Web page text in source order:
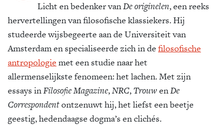
Licht en bedenker vanDe originelen, een reeks
hervertellingen van filosofische klassiekers. Hij
studeerde wijsbegeerte aan de Universiteit van
Amsterdam en specialiseerde zich in de filosofische
antropologie met een studie naar het
allermenselijkste fenomeen: het lachen. Met zijn
essays inFilosofie Magazine,NRC, TrouwenDe
Correspondentontzenuwt hij, het liefst een beetje
geestig, hedendaagse dogma’s en clichés.